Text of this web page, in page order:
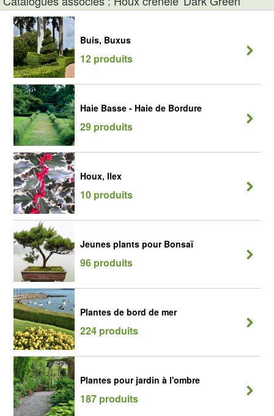
Buis, Buxus
12 produits
Haie Basse - Haie de Bordure
29 produits
Houx, Ilex
10 produits
Jeunes plants pour Bonsaï
96 produits
Plantes de bord de mer
224 produits
Plantes pour jardin à l'ombre
187 produits